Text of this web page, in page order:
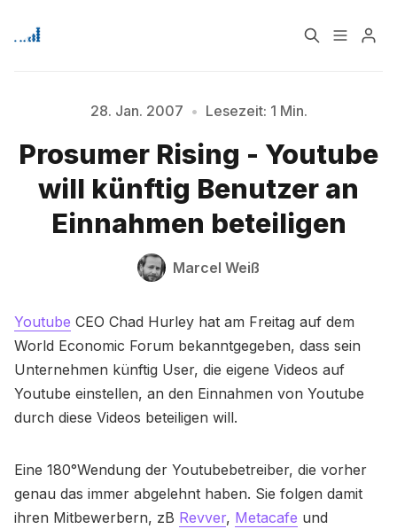
Signup
Bitte geben Sie mindestens 3 Zeichen ein
28. Jan. 2007 • Lesezeit: 1 Min.
Prosumer Rising - Youtube
will künftig Benutzer an
Einnahmen beteiligen
Marcel Weiß
Youtube CEO Chad Hurley hat am Freitag auf dem
World Economic Forum bekanntgegeben, dass sein
Unternehmen künftig User, die eigene Videos auf
Youtube einstellen, an den Einnahmen von Youtube
durch diese Videos beteiligen will.
Eine 180°Wendung der Youtubebetreiber, die vorher
genau das immer abgelehnt haben. Sie folgen damit
ihren Mitbewerbern, zB Revver, Metacafe und